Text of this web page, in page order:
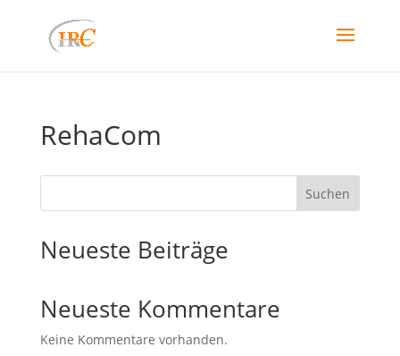
RehaCom
Suchen
Neueste Beiträge
Neueste Kommentare
Keine Kommentare vorhanden.